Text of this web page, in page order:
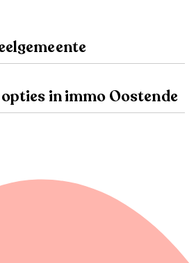
in immo Oostende